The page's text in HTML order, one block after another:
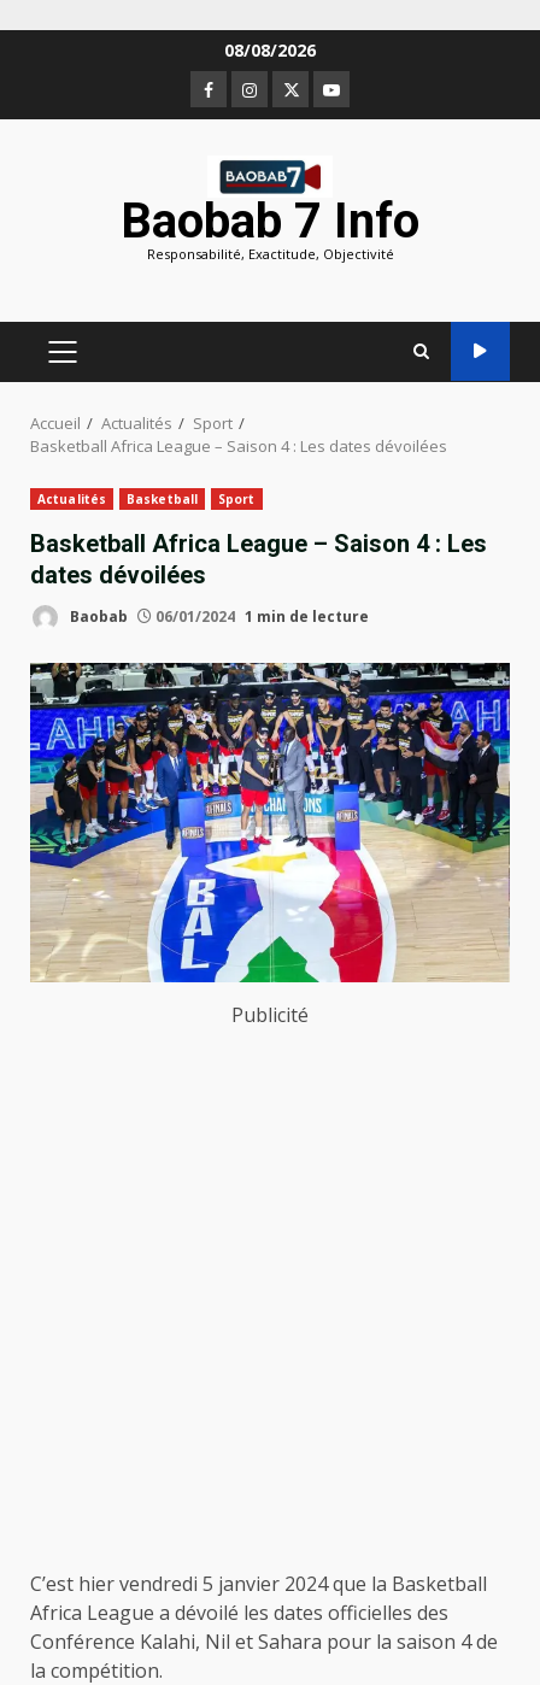
08/08/2026
Facebook
Instagram
TwitterYoutube
Baobab 7 Info
Responsabilité, Exactitude, Objectivité
MENU
PRINCIPAL
Accueil Actualités
Sport
Basketball Africa League – Saison 4 : Les dates dévoilées
Actualités Basketball Sport
Basketball Africa League – Saison 4 : Les
dates dévoilées
Baobab 06/01/2024 1 min de lecture
Publicité
C’est hier vendredi 5 janvier 2024 que la Basketball
Africa League a dévoilé les dates officielles des
Conférence Kalahi, Nil et Sahara pour la saison 4 de
la compétition.